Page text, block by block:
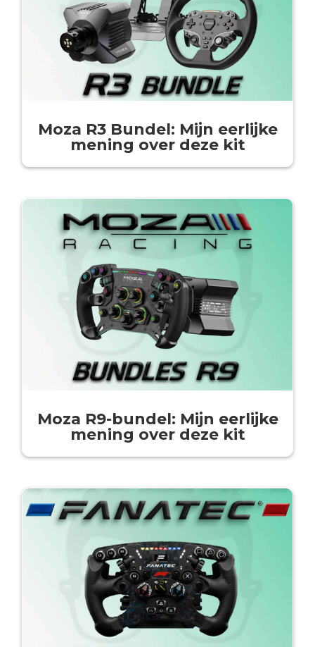
Moza R3 Bundel: Mijn eerlijke
mening over deze kit
Moza R9-bundel: Mijn eerlijke
mening over deze kit